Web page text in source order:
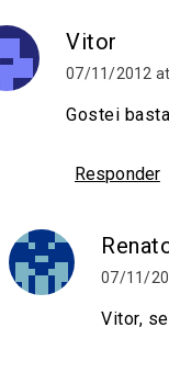
Vitor
07/11/2012
Gostei
Responder
07/11/
Vitor,